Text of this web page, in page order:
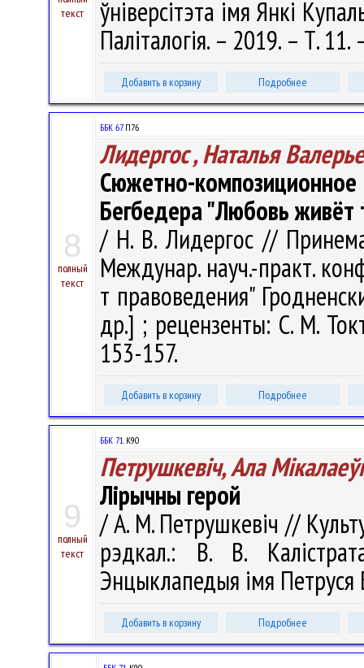
текст
ўніверсітэта імя Янкі
Паліталогія. – 2019. – Т.
Добавить в корзину Подробнее
8
полный
текст
ББК 67.П76
Лидергос , Наталья
Сюжетно-
Бегбедера "Любовь живёт
/ Н. В. Лидергос //
Междунар. науч.-практ.
т правоведения"
др.] ; рецензенты: С. М.
153-157.
Добавить в корзину Подробнее
9
полный
текст
ББК 71.К90
Петрушкевіч, Ала
Лірычны герой
/ А. М. Петрушкевіч //
рэдкал.: В. В.
Энцыклапедыя імя Петруся
Добавить в корзину Подробнее